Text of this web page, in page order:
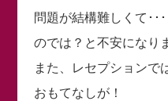
問題が結構難しくて･･
のでは？と不安になり
また、レセプションで
おもてなしが！